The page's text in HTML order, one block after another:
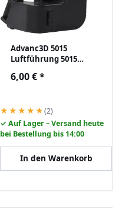
Advanc3D 5015
Luftführung 5015
Flashforge Creator Pro
6,00 €*
★★★★★(2)
✓ Auf Lager – Versand heute
bei Bestellung bis 14:00
In den Warenkorb